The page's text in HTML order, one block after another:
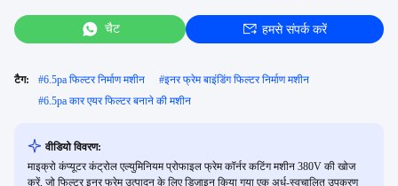
चैट हमसे संपर्क करें
टैग: #6.5pa फिल्टर निर्माण मशीन #इनर फ्रेम बाइंडिंग फिल्टर निर्माण मशीन
#6.5pa कार एयर फिल्टर बनाने की मशीन
वीडियो विवरण:
माइक्रो कंप्यूटर कंट्रोल एल्युमिनियम प्रोफाइल फ्रेम कॉर्नर कटिंग मशीन 380V की खोज
करें, जो फिल्टर इनर फ्रेम उत्पादन के लिए डिज़ाइन किया गया एक अर्ध-स्वचालित उपकरण